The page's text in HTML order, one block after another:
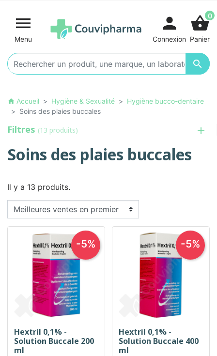

Menu

person
Connexion
shopping_basket0
Panier
home Accueil Hygiène & Sexualité
Hygiène bucco-dentaire
Soins des plaies buccales
Filtres (13 produits)
Soins des plaies buccales
Il y a 13 produits.
Hextril 0,1% -
Solution Buccale 200
ml
-5%
Hextril 0,1% -
Solution Buccale 400
ml
-5%